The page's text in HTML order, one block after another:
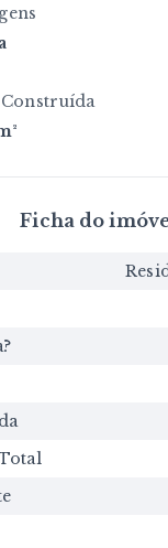
Ficha do